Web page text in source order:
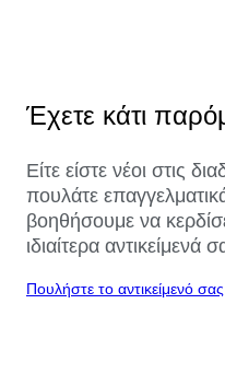
Έχετε κάτι
Είτε είστε νέοι στις
πουλάτε
βοηθήσουμε να
ιδιαίτερα αντικείμενά
Πουλήστε το αντικείμενό σας